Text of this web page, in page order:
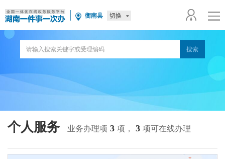
衡南县 切换
个人服务 业务办理项 3 项， 3 项可在线办理